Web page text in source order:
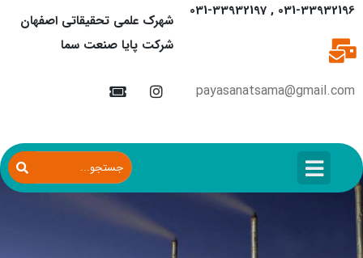
031-33932196 , 031-33932197
payasanatsama@gmail.com
شهرک علمی تحقیقاتی اصفهان
شرکت پایا صنعت سما